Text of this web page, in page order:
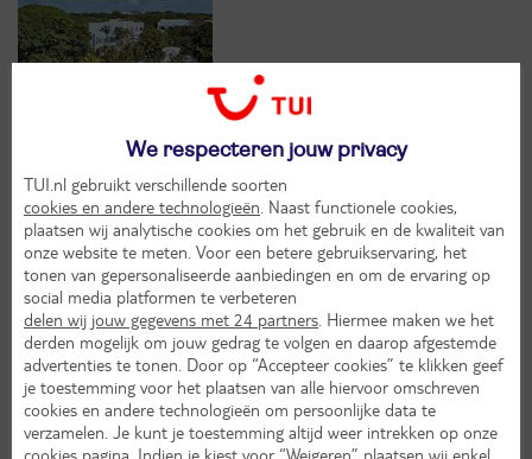
Voordeligste keuze
Tukan Hotel Playa del Carmen
Mexico Riviera Maya
We respecteren jouw privacy
TUI.nl gebruikt verschillende soorten
cookies en andere technologieën . Naast functionele cookies,
plaatsen wij analytische cookies om het gebruik en de kwaliteit van
onze website te meten. Voor een betere gebruikservaring, het
tonen van gepersonaliseerde aanbiedingen en om de ervaring op
social media platformen te verbeteren
delen wij jouw gegevens met 24 partners . Hiermee maken we het
derden mogelijk om jouw gedrag te volgen en daarop afgestemde
advertenties te tonen. Door op “Accepteer cookies” te klikken geef
je toestemming voor het plaatsen van alle hiervoor omschreven
cookies en andere technologieën om persoonlijke data te
verzamelen. Je kunt je toestemming altijd weer intrekken op onze
cookies pagina . Indien je kiest voor “Weigeren” plaatsen wij enkel